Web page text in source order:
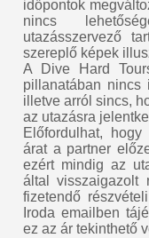
időpontok
nincs
utazásszervező
szereplő képek
A Dive Hard
pillanatában nincs
illetve arról sincs,
az utazásra
Előfordulhat,
árat a partner
ezért mindig az
által visszaigazolt
fizetendő
Iroda emailben
ez az ár tekinthető